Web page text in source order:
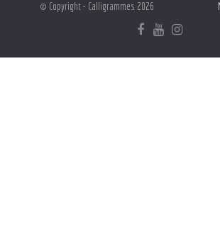
© Copyright - Calligrammes 2026